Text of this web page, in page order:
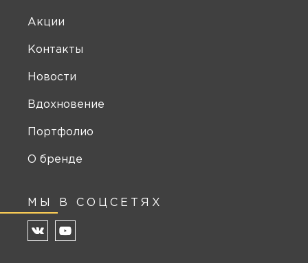
Акции
Контакты
Новости
Вдохновение
Портфолио
О бренде
МЫ В СОЦСЕТЯХ